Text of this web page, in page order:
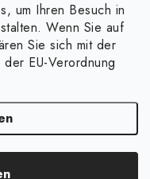
um Ihren Besuch in
Wenn Sie auf
Sie sich mit der
EU-Verordnung
vorbehalten.Cookie-